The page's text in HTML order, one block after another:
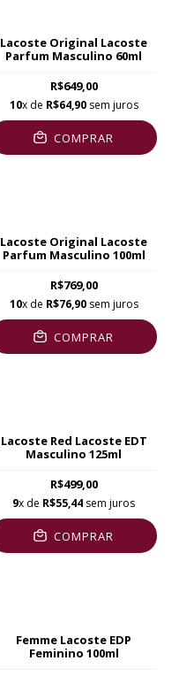
Lacoste Original Lacoste
Parfum Masculino 60ml
R$649,00
10x de R$64,90sem juros
COMPRAR
Lacoste Original Lacoste
Parfum Masculino 100ml
R$769,00
10x de R$76,90sem juros
COMPRAR
Lacoste Red Lacoste EDT
Masculino 125ml
R$499,00
9x de R$55,44 sem juros
COMPRAR
Femme Lacoste EDP
Feminino 100ml